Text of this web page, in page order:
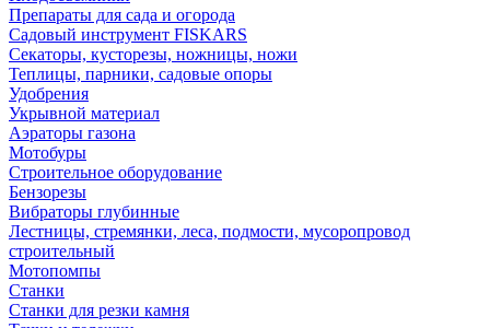
Препараты для сада и огорода
Садовый инструмент FISKARS
Секаторы, кусторезы, ножницы, ножи
Теплицы, парники, садовые опоры
Удобрения
Укрывной материал
Аэраторы газона
Мотобуры
Строительное оборудование
Бензорезы
Вибраторы глубинные
Лестницы, стремянки, леса, подмости, мусоропровод
строительный
Мотопомпы
Станки
Станки для резки камня